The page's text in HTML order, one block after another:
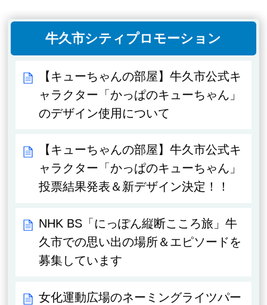
牛久市シティプロモーション
【キューちゃんの部屋】牛久市公式キ
ャラクター「かっぱのキューちゃん」
のデザイン使用について
【キューちゃんの部屋】牛久市公式キ
ャラクター「かっぱのキューちゃん」
投票結果発表＆新デザイン決定！！
NHK BS「にっぽん縦断こころ旅」牛
久市での思い出の場所＆エピソードを
募集しています
女化運動広場のネーミングライツパー